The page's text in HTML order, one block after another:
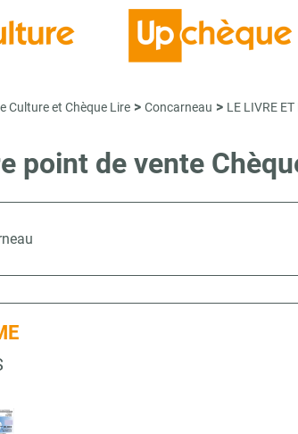
Culture et Chèque Lire > Concarneau > LE LIVRE
point de vente